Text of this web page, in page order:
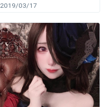
2019/03/17